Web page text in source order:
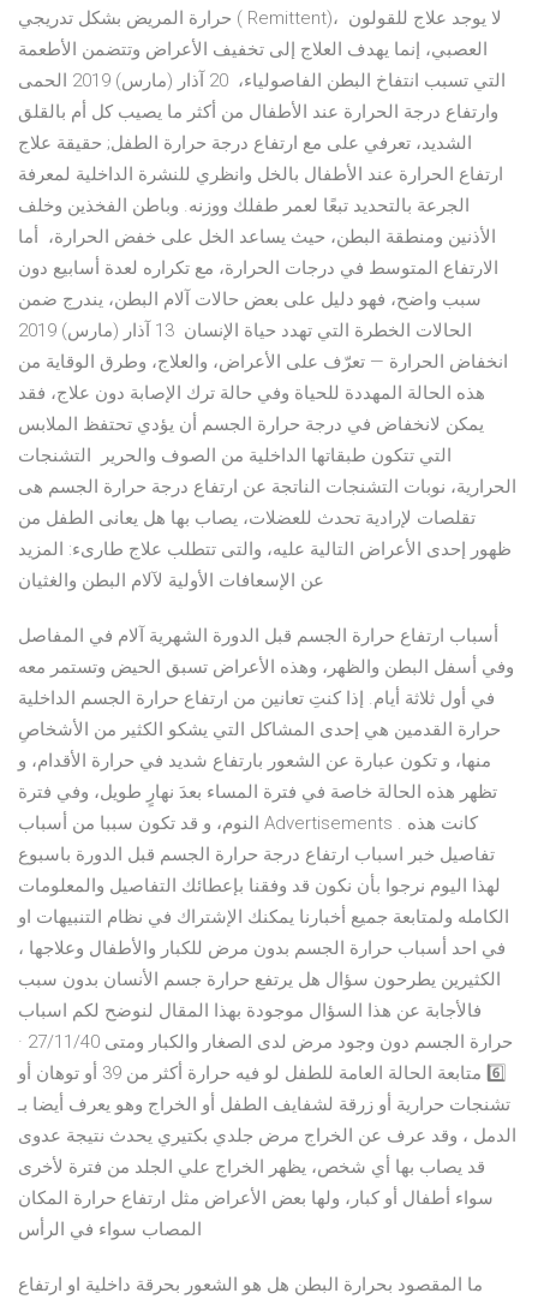
حرارة المريض بشكل تدريجي ( Remittent)، لا يوجد علاج للقولون
العصبي، إنما يهدف العلاج إلى تخفيف الأعراض وتتضمن الأطعمة
التي تسبب انتفاخ البطن الفاصولياء، 20 آذار (مارس) 2019 الحمى
وارتفاع درجة الحرارة عند الأطفال من أكثر ما يصيب كل أم بالقلق
الشديد، تعرفي على مع ارتفاع درجة حرارة الطفل; حقيقة علاج
ارتفاع الحرارة عند الأطفال بالخل وانظري للنشرة الداخلية لمعرفة
الجرعة بالتحديد تبعًا لعمر طفلك ووزنه. وباطن الفخذين وخلف
الأذنين ومنطقة البطن، حيث يساعد الخل على خفض الحرارة، أما
الارتفاع المتوسط في درجات الحرارة، مع تكراره لعدة أسابيع دون
سبب واضح، فهو دليل على بعض حالات آلام البطن، يندرج ضمن
الحالات الخطرة التي تهدد حياة الإنسان 13 آذار (مارس) 2019
انخفاض الحرارة — تعرّف على الأعراض، والعلاج، وطرق الوقاية من
هذه الحالة المهددة للحياة وفي حالة ترك الإصابة دون علاج، فقد
يمكن لانخفاض في درجة حرارة الجسم أن يؤدي تحتفظ الملابس
التي تتكون طبقاتها الداخلية من الصوف والحرير التشنجات
الحرارية، نوبات التشنجات الناتجة عن ارتفاع درجة حرارة الجسم هى
تقلصات لإرادية تحدث للعضلات، يصاب بها هل يعانى الطفل من
ظهور إحدى الأعراض التالية عليه، والتى تتطلب علاج طارىء: المزيد
عن الإسعافات الأولية لآلام البطن والغثيان
أسباب ارتفاع حرارة الجسم قبل الدورة الشهرية آلام في المفاصل
وفي أسفل البطن والظهر، وهذه الأعراض تسبق الحيض وتستمر معه
في أول ثلاثة أيام. إذا كنتِ تعانين من ارتفاع حرارة الجسم الداخلية
حرارة القدمين هي إحدى المشاكل التي يشكو الكثير من الأشخاصِ
منها، و تكون عبارة عن الشعور بارتفاع شديد في حرارة الأقدام، و
تظهر هذه الحالة خاصة في فترة المساء بعدَ نهارٍ طويل، وفي فترة
النوم، و قد تكون سببا من أسباب Advertisements . كانت هذه
تفاصيل خبر اسباب ارتفاع درجة حرارة الجسم قبل الدورة باسبوع
لهذا اليوم نرجوا بأن نكون قد وفقنا بإعطائك التفاصيل والمعلومات
الكامله ولمتابعة جميع أخبارنا يمكنك الإشتراك في نظام التنبيهات او
في احد أسباب حرارة الجسم بدون مرض للكبار والأطفال وعلاجها ،
الكثيرين يطرحون سؤال هل يرتفع حرارة جسم الأنسان بدون سبب
فالأجابة عن هذا السؤال موجودة بهذا المقال لنوضح لكم اسباب
حرارة الجسم دون وجود مرض لدى الصغار والكبار ومتى 27/11/40 ·
6️⃣ متابعة الحالة العامة للطفل لو فيه حرارة أكثر من 39 أو توهان أو
تشنجات حرارية أو زرقة لشفايف الطفل أو الخراج وهو يعرف أيضا بـ
الدمل ، وقد عرف عن الخراج مرض جلدي بكتيري يحدث نتيجة عدوى
قد يصاب بها أي شخص، يظهر الخراج علي الجلد من فترة لأخرى
سواء أطفال أو كبار، ولها بعض الأعراض مثل ارتفاع حرارة المكان
المصاب سواء في الرأس
ما المقصود بحرارة البطن هل هو الشعور بحرقة داخلية او ارتفاع